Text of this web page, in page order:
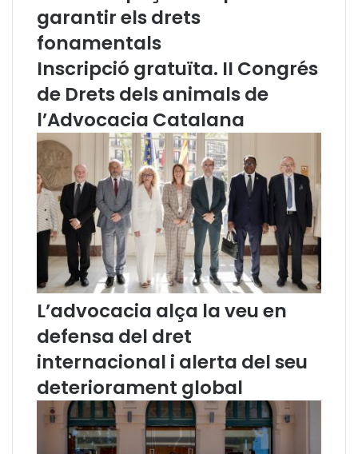
u
n
a
l
e
r
a
l
’
E
x
c
m
a
S
r
a
.
a
M
a
r
garantir els drets
fonamentals
Inscripció gratuïta. II Congrés
de Drets dels animals de
l’Advocacia Catalana
L’advocacia alça la veu en
defensa del dret
internacional i alerta del seu
deteriorament global